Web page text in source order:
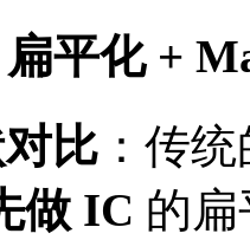
平化 +
比 ：传
做 IC 的